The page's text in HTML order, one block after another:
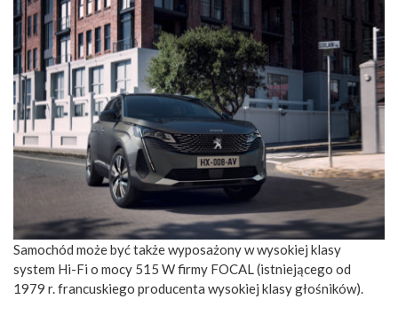
Samochód może być także wyposażony w wysokiej klasy
system Hi-Fi o mocy 515 W firmy FOCAL (istniejącego od
1979 r. francuskiego producenta wysokiej klasy głośników).